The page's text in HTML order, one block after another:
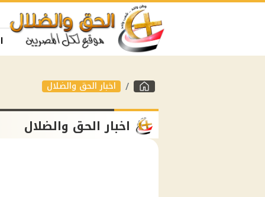
اخبار الحق والضلال
اخبار الحق والضلال